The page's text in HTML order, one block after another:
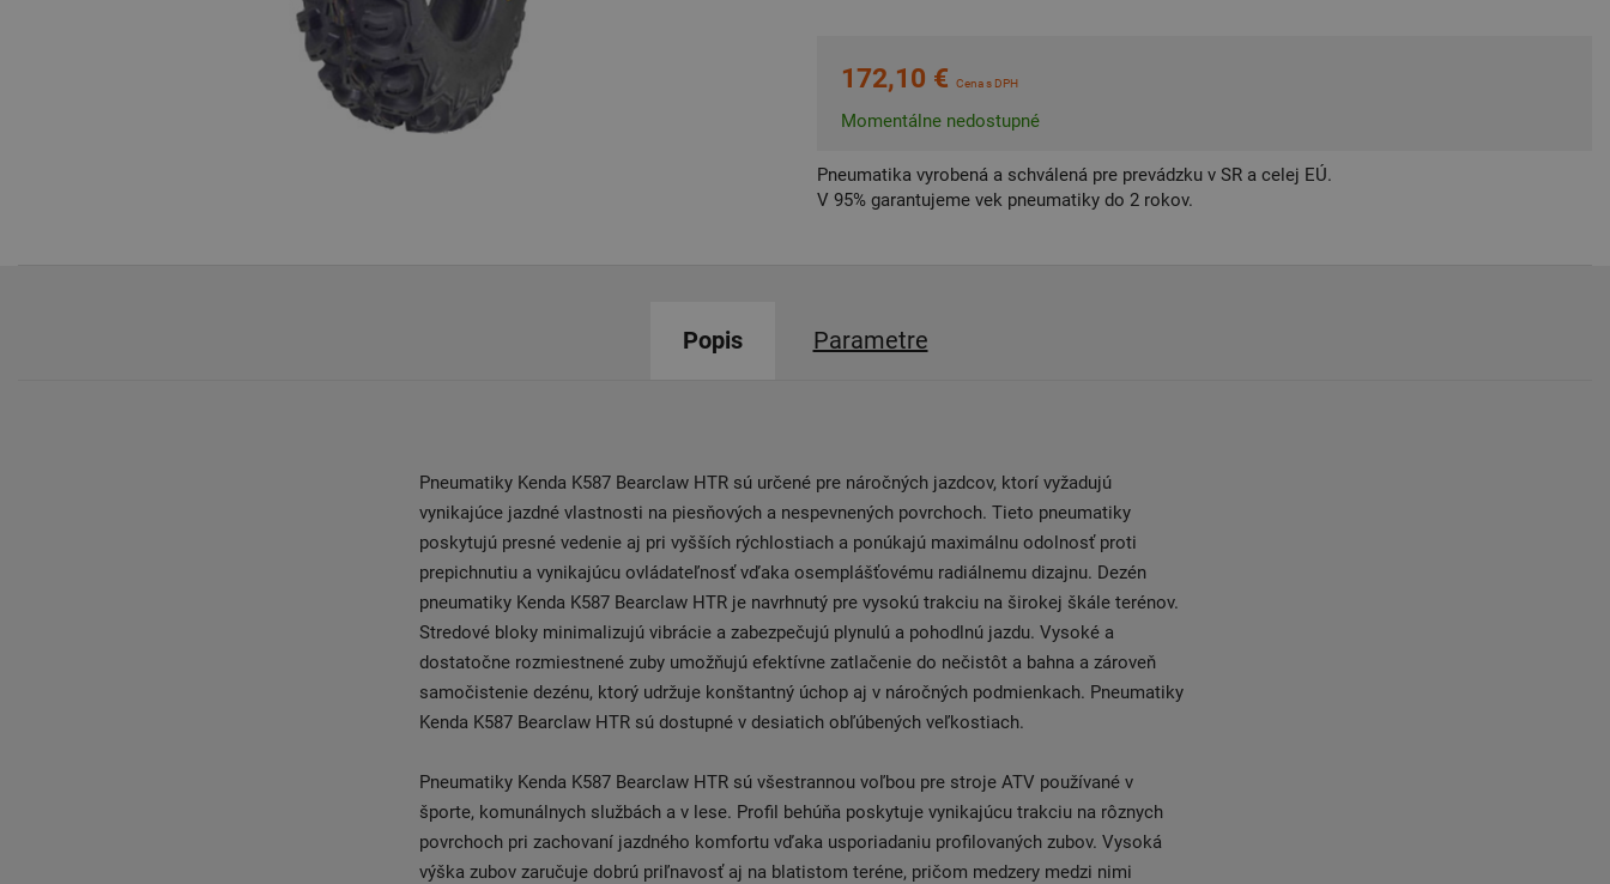
172,10 € Cena s DPH
Momentálne nedostupné
Pneumatika vyrobená a schválená pre prevádzku v SR a celej EÚ.
V 95% garantujeme vek pneumatiky do 2 rokov.
Popis Parametre
Pneumatiky Kenda K587 Bearclaw HTR sú určené pre náročných jazdcov, ktorí vyžadujú
vynikajúce jazdné vlastnosti na piesňových a nespevnených povrchoch. Tieto pneumatiky
poskytujú presné vedenie aj pri vyšších rýchlostiach a ponúkajú maximálnu odolnosť proti
prepichnutiu a vynikajúcu ovládateľnosť vďaka osemplášťovému radiálnemu dizajnu. Dezén
pneumatiky Kenda K587 Bearclaw HTR je navrhnutý pre vysokú trakciu na širokej škále terénov.
Stredové bloky minimalizujú vibrácie a zabezpečujú plynulú a pohodlnú jazdu. Vysoké a
dostatočne rozmiestnené zuby umožňujú efektívne zatlačenie do nečistôt a bahna a zároveň
samočistenie dezénu, ktorý udržuje konštantný úchop aj v náročných podmienkach. Pneumatiky
Kenda K587 Bearclaw HTR sú dostupné v desiatich obľúbených veľkostiach.
Pneumatiky Kenda K587 Bearclaw HTR sú všestrannou voľbou pre stroje ATV používané v
športe, komunálnych službách a v lese. Profil behúňa poskytuje vynikajúcu trakciu na rôznych
povrchoch pri zachovaní jazdného komfortu vďaka usporiadaniu profilovaných zubov. Vysoká
výška zubov zaručuje dobrú priľnavosť aj na blatistom teréne, pričom medzery medzi nimi